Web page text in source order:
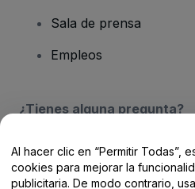
Sala de prensa
Empleos
¿Tienes alguna pregunta?
Centro de Ayuda /
Al hacer clic en “Permitir Todas”,
cookies para mejorar la
publicitaria. De modo contrario,